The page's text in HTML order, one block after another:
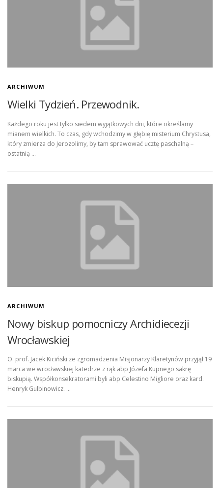
ARCHIWUM
Wielki Tydzień. Przewodnik.
Każdego roku jest tylko siedem wyjątkowych dni, które określamy
mianem wielkich. To czas, gdy wchodzimy w głębię misterium Chrystusa,
który zmierza do Jerozolimy, by tam sprawować ucztę paschalną –
ostatnią …
ARCHIWUM
Nowy biskup pomocniczy Archidiecezji
Wrocławskiej
O. prof. Jacek Kiciński ze zgromadzenia Misjonarzy Klaretynów przyjął 19
marca we wrocławskiej katedrze z rąk abp Józefa Kupnego sakrę
biskupią. Współkonsekratorami byli abp Celestino Migliore oraz kard.
Henryk Gulbinowicz. …